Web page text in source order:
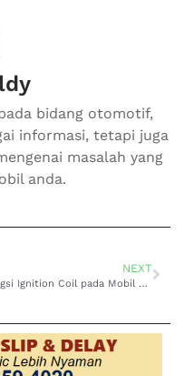
bidang otomotif,
informasi, tetapi juga
masalah yang
anda.
NEXT
Fungsi Ignition Coil pada Mobil untuk Optimal Performa?